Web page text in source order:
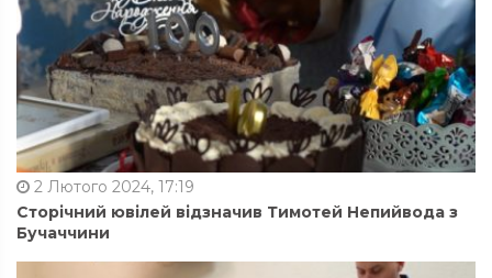
2 Лютого 2024, 17:19
Сторічний ювілей відзначив Тимотей Непийвода з
Бучаччини